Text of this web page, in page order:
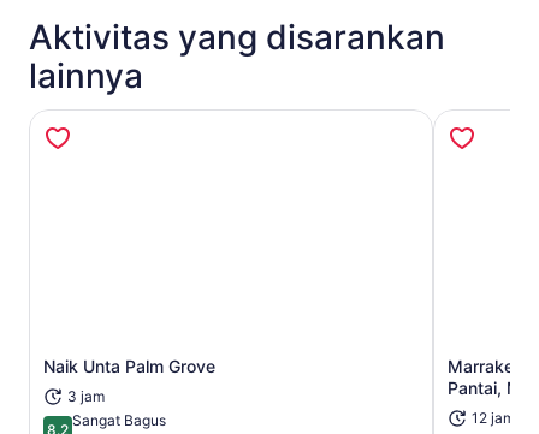
Aktivitas yang disarankan
lainnya
Naik Unta Palm Grove
3 jam
8.2
Sangat Bagus
Pantai,
12 jam